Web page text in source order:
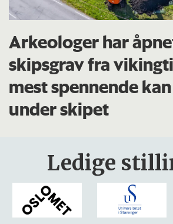
Arkeologer har
skipsgrav fra
mest spennende
under skipet
Ledige